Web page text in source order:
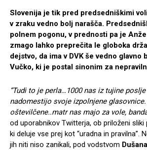
Slovenija je tik pred predsedniškimi
v zraku vedno bolj narašča.
polnem pogonu, v prednosti pa je
zmago lahko preprečita le globoka
dejstvo, da ima v DVK še vedno glavno
Vučko, ki je postal sinonim za
“Tudi to je perla…1000 nas iz tujine
nadomestijo svoje izpolnjene
oštevilčene..matr nas majo za vole,
od uporabnikov Twitterja, ob priloženi sliki
ki deluje vse prej kot “uradna in pravilna”.
jih niti niso zanikali, pod vodstvom